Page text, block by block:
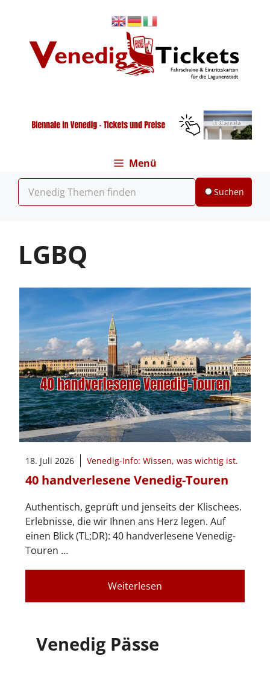
Menü
Suchen
LGBQ
18. Juli 2026 Venedig-Info: Wissen, was wichtig ist.
40 handverlesene Venedig-Touren
Authentisch, geprüft und jenseits der Klischees.
Erlebnisse, die wir Ihnen ans Herz legen. Auf
einen Blick (TL;DR): 40 handverlesene Venedig-
Touren …
Weiterlesen
Venedig Pässe